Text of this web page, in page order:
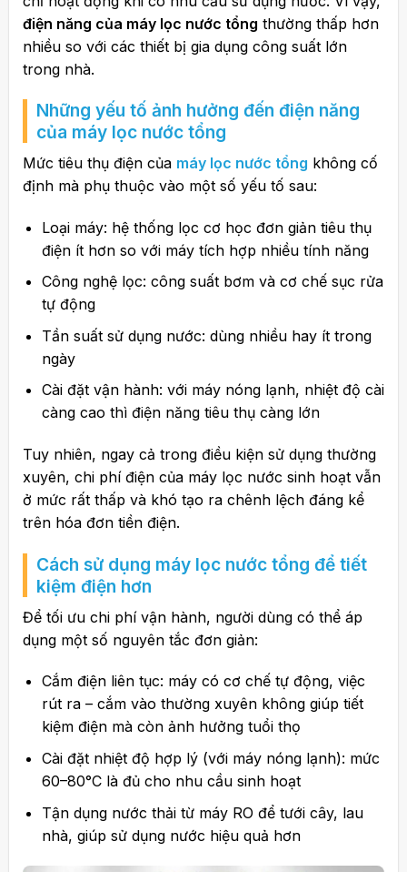
điện năng của máy lọc nước tổng thường thấp hơn
nhiều so với các thiết bị gia dụng công suất lớn
trong nhà.
Những yếu tố ảnh hưởng đến điện năng
của máy lọc nước tổng
Mức tiêu thụ điện của máy lọc nước tổng không cố
định mà phụ thuộc vào một số yếu tố sau:
Loại máy: hệ thống lọc cơ học đơn giản tiêu thụ
điện ít hơn so với máy tích hợp nhiều tính năng
Công nghệ lọc: công suất bơm và cơ chế sục rửa
tự động
Tần suất sử dụng nước: dùng nhiều hay ít trong
ngày
Cài đặt vận hành: với máy nóng lạnh, nhiệt độ cài
càng cao thì điện năng tiêu thụ càng lớn
Tuy nhiên, ngay cả trong điều kiện sử dụng thường
xuyên, chi phí điện của máy lọc nước sinh hoạt vẫn
ở mức rất thấp và khó tạo ra chênh lệch đáng kể
trên hóa đơn tiền điện.
Cách sử dụng máy lọc nước tổng để tiết
kiệm điện hơn
Để tối ưu chi phí vận hành, người dùng có thể áp
dụng một số nguyên tắc đơn giản:
Cắm điện liên tục: máy có cơ chế tự động, việc
rút ra – cắm vào thường xuyên không giúp tiết
kiệm điện mà còn ảnh hưởng tuổi thọ
Cài đặt nhiệt độ hợp lý (với máy nóng lạnh): mức
60–80°C là đủ cho nhu cầu sinh hoạt
Tận dụng nước thải từ máy RO để tưới cây, lau
nhà, giúp sử dụng nước hiệu quả hơn